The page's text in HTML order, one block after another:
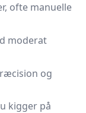
ofte manuelle
moderat
og
kigger på